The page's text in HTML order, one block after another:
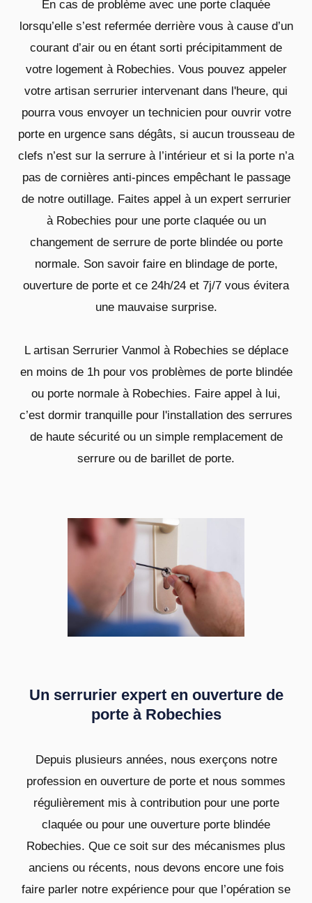
En cas de problème avec une porte claquée
lorsqu’elle s’est refermée derrière vous à cause d’un
courant d’air ou en étant sorti précipitamment de
votre logement à Robechies. Vous pouvez appeler
votre artisan serrurier intervenant dans l'heure, qui
pourra vous envoyer un technicien pour ouvrir votre
porte en urgence sans dégâts, si aucun trousseau de
clefs n’est sur la serrure à l’intérieur et si la porte n’a
pas de cornières anti-pinces empêchant le passage
de notre outillage. Faites appel à un expert serrurier
à Robechies pour une porte claquée ou un
changement de serrure de porte blindée ou porte
normale. Son savoir faire en blindage de porte,
ouverture de porte et ce 24h/24 et 7j/7 vous évitera
une mauvaise surprise.
L artisan Serrurier Vanmol à Robechies se déplace
en moins de 1h pour vos problèmes de porte blindée
ou porte normale à Robechies. Faire appel à lui,
c’est dormir tranquille pour l'installation des serrures
de haute sécurité ou un simple remplacement de
serrure ou de barillet de porte.
Un serrurier expert en ouverture de
porte à Robechies
Depuis plusieurs années, nous exerçons notre
profession en ouverture de porte et nous sommes
régulièrement mis à contribution pour une porte
claquée ou pour une ouverture porte blindée
Robechies. Que ce soit sur des mécanismes plus
anciens ou récents, nous devons encore une fois
faire parler notre expérience pour que l’opération se